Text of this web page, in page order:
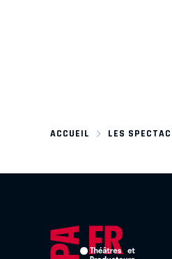
ACCUEIL LES